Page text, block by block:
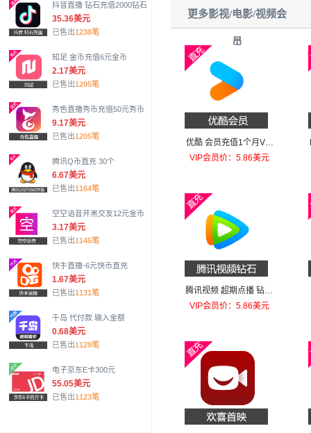
抖音直播 钻石充值2000钻石
35.36美元
已售出1238笔
知足 金币充值6元金币
2.17美元
已售出1205笔
秀色直播秀币充值50元秀币
9.17美元
已售出1205笔
腾讯Q币直充 30个
6.67美元
已售出1164笔
空空语音开黑交友12元金币
3.17美元
已售出1145笔
快手直播-6元快币直充
1.67美元
已售出1131笔
千岛 代付款 输入金额
0.68美元
已售出1129笔
电子京东E卡300元
55.05美元
已售出1123笔
更多影视/电影/视频会
员
优酷 会员充值1个月VIP
会员
VIP会员价：5.86美元
腾讯视频 超期点播 钻石
30钻
VIP会员价：5.86美元